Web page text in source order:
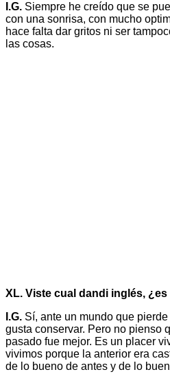
I.G. Siempre he creído que se
con una sonrisa, con mucho
hace falta dar gritos ni ser
las cosas.
XL. Viste cual dandi inglés,
I.G. Sí, ante un mundo que
gusta conservar. Pero no pienso
pasado fue mejor. Es un placer
vivimos porque la anterior era
de lo bueno de antes y de lo